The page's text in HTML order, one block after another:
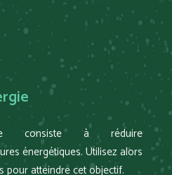
consiste à réduire
énergétiques. Utilisez alors
pour atteindre cet objectif.